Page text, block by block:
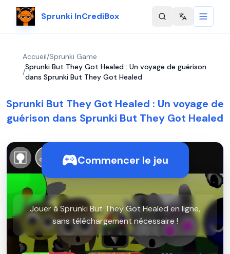
Sprunki InCrediBox Change
Accueil/Sprunki Game
/
Sprunki But They Got Healed : Un voyage de guérison
dans Sprunki But They Got Healed
Sprunki But They Got Healed : Un voyage de
guérison dans Sprunki But They Got Healed
Commencer le jeu
Jouer à Sprunki But They Got Healed en ligne,
sans téléchargement nécessaire !